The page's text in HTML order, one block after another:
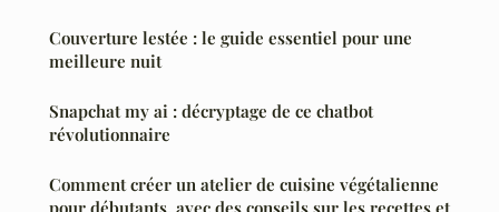
Couverture lestée : le guide essentiel pour une
meilleure nuit
Snapchat my ai : décryptage de ce chatbot
révolutionnaire
Comment créer un atelier de cuisine végétalienne
pour débutants, avec des conseils sur les recettes et